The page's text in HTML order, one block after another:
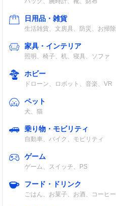
日用品・雑貨
生活雑貨、文房具、防災、お掃除
家具・インテリア
照明、椅子、机、寝具、ソファ
ホビー
ドローン、ロボット、音楽、VR
ペット
犬、猫
乗り物・モビリティ
自動車、バイク、モビリティ
ゲーム
ゲーム、スイッチ、PS
フード・ドリンク
ごはん、お菓子、お酒、コーヒー